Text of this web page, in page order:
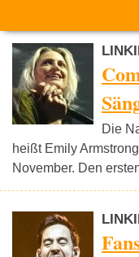
Die
heißt Emily
November. Den